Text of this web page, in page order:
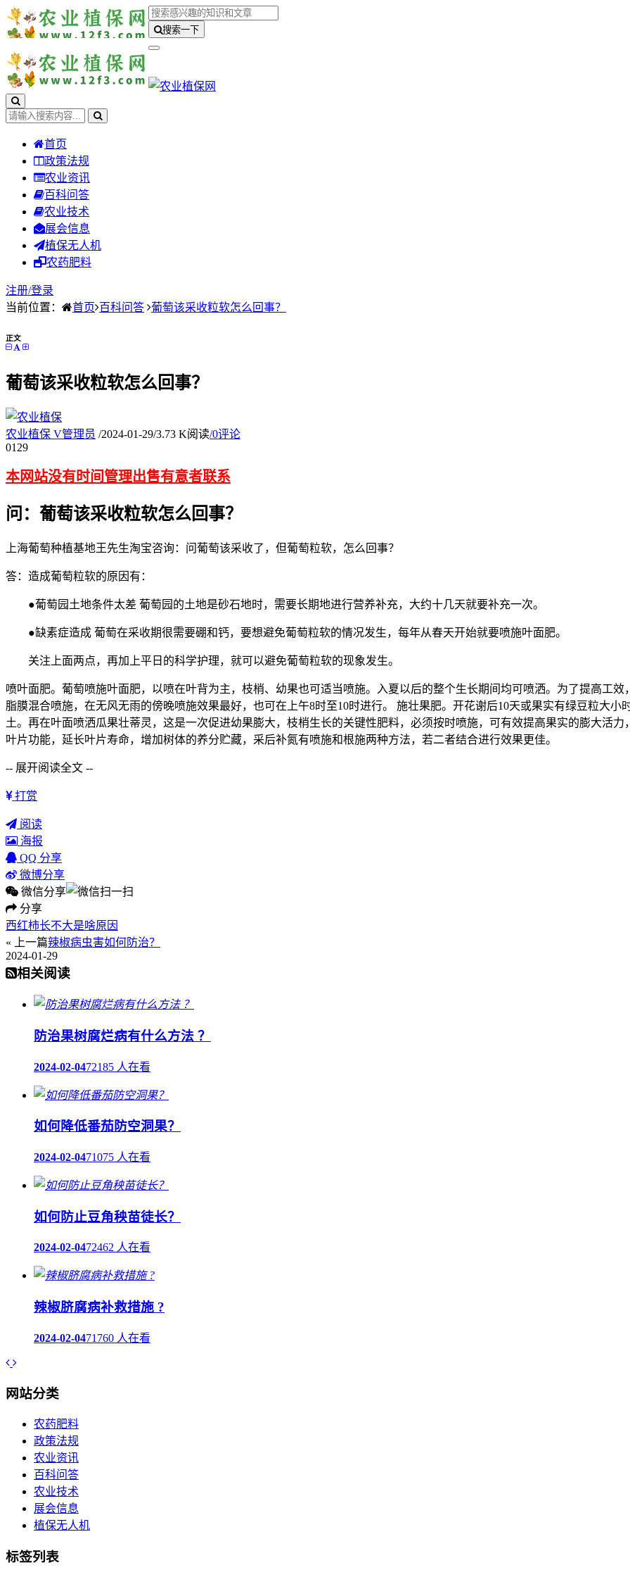
搜索一下
首页
政策法规
农业资讯
百科问答
农业技术
展会信息
植保无人机
农药肥料
注册/登录
当前位置：
首页 百科问答 葡萄该采收粒软怎么回事？
正文
葡萄该采收粒软怎么回事？
农业植保 V管理员 /2024-01-29/3.73 K阅读/0评论
01 29
本网站没有时间管理出售有意者联系
问：葡萄该采收粒软怎么回事？
上海葡萄种植基地王先生淘宝咨询：问葡萄该采收了，但葡萄粒软，怎么回事？
答：造成葡萄粒软的原因有：
●葡萄园土地条件太差 葡萄园的土地是砂石地时，需要长期地进行营养补充，大约十几天就要补充一次。
●缺素症造成 葡萄在采收期很需要硼和钙，要想避免葡萄粒软的情况发生，每年从春天开始就要喷施叶面肥。
关注上面两点，再加上平日的科学护理，就可以避免葡萄粒软的现象发生。
喷叶面肥。葡萄喷施叶面肥，以喷在叶背为主，枝梢、幼果也可适当喷施。入夏以后的整个生长期间均可喷洒。为了提高工
脂膜混合喷施，在无风无雨的傍晚喷施效果最好，也可在上午8时至10时进行。 施壮果肥。开花谢后10天或果实有绿豆粒大
土。再在叶面喷洒瓜果壮蒂灵，这是一次促进幼果膨大，枝梢生长的关键性肥料，必须按时喷施，可有效提高果实的膨大活
叶片功能，延长叶片寿命，增加树体的养分贮藏，采后补氮有喷施和根施两种方法，若二者结合进行效果更佳。
-- 展开阅读全文 --
打赏
阅读
海报
QQ 分享
微博分享
微信分享
分享
西红柿长不大是啥原因
« 上一篇辣椒病虫害如何防治？
2024-01-29
相关阅读
防治果树腐烂病有什么方法 ？
2024-02-0472185 人在看
如何降低番茄防空洞果？
2024-02-0471075 人在看
如何防止豆角秧苗徒长？
2024-02-0472462 人在看
辣椒脐腐病补救措施 ?
2024-02-0471760 人在看
网站分类
农药肥料
政策法规
农业资讯
百科问答
农业技术
展会信息
植保无人机
标签列表